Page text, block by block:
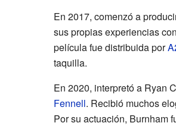
En 2017, comenzó a
sus propias experiencias
película fue distribuida por
taquilla.
En 2020, interpretó a Ryan
Fennell. Recibió muchos
Por su actuación, Burnham